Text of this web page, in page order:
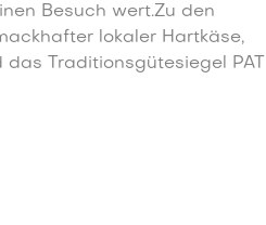
Besuch wert.Zu den
lokaler Hartkäse,
Traditionsgütesiegel PAT